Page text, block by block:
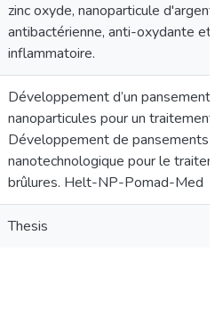
zinc oxyde, nanoparticule
antibactérienne, anti-oxydante et
inflammatoire.
Développement d’un pansement
nanoparticules pour un traitement
Développement de pansements
nanotechnologique pour le
brûlures. Helt-NP-Pomad-Med
Thesis